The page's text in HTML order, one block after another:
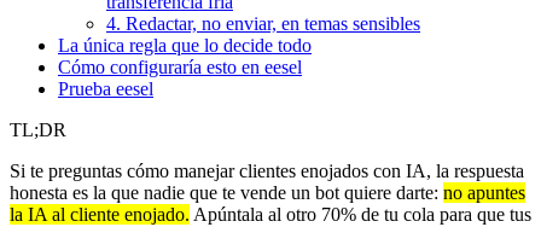
4. Redactar, no enviar, en temas sensibles
La única regla que lo decide todo
Cómo configuraría esto en eesel
Prueba eesel
TL;DR
Si te preguntas cómo manejar clientes enojados con IA, la respuesta
honesta es la que nadie que te vende un bot quiere darte: no apuntes
la IA al cliente enojado. Apúntala al otro 70% de tu cola para que tus